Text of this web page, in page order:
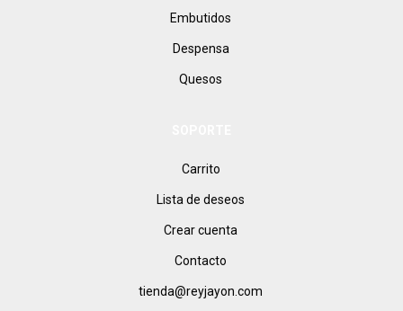
Embutidos
Despensa
Quesos
Carrito
Lista de deseos
Crear cuenta
Contacto
tienda@reyjayon.com